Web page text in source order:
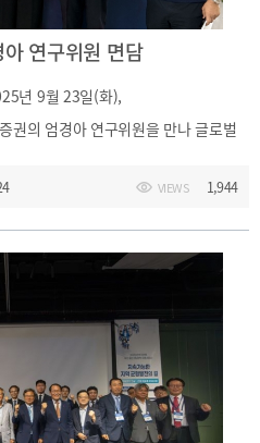
연구위원 면담
년 9월 23일(화),
권의 엄경아 연구위원을 만나 글로벌
VIEWS 1,944